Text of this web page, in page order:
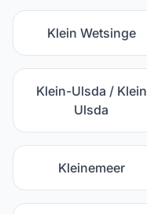
Klein Wetsinge
Klein-Ulsda / Klein
Ulsda
Kleinemeer